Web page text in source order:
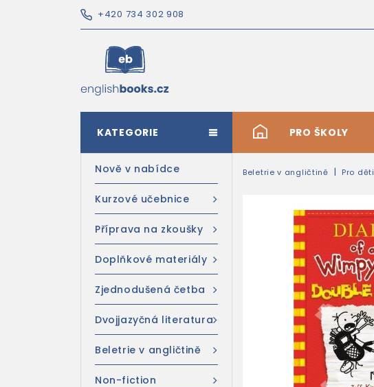
+420 734 302 908
# PRO ŠKOLY
KATEGORIE
Nově v nabídce
Kurzové učebnice
Příprava na zkoušky
Doplňkové materiály
Zjednodušená četba
Dvojjazyčná literatura
Beletrie v angličtině
Non-fiction
Beletrie v angličtině Pro děti